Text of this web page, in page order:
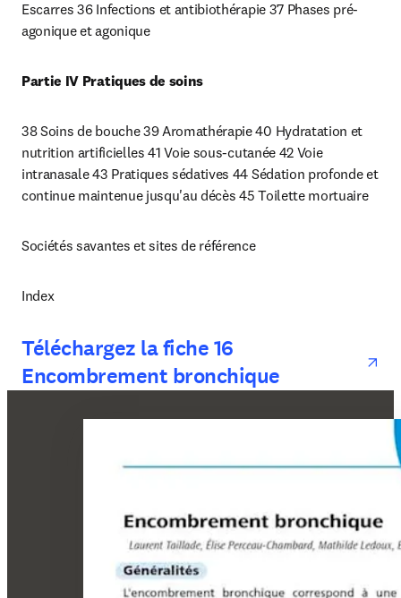
Escarres 36 Infections et antibiothérapie 37 Phases pré-
agonique et agonique
Partie IV Pratiques de soins
38 Soins de bouche 39 Aromathérapie 40 Hydratation et
nutrition artificielles 41 Voie sous-cutanée 42 Voie
intranasale 43 Pratiques sédatives 44 Sédation profonde et
continue maintenue jusqu'au décès 45 Toilette mortuaire
Sociétés savantes et sites de référence
Index
Téléchargez la fiche 16
Encombrement bronchique